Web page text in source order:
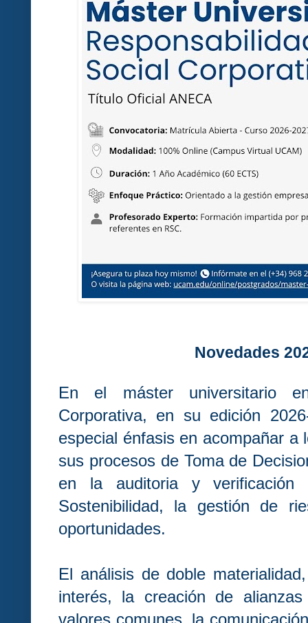
Novedades
En el máster universitario
Corporativa, en su edición
especial énfasis en acompañar a
sus procesos de Toma de
en la auditoria y verificación
Sostenibilidad, la gestión de
oportunidades.
El análisis de doble
interés, la creación de